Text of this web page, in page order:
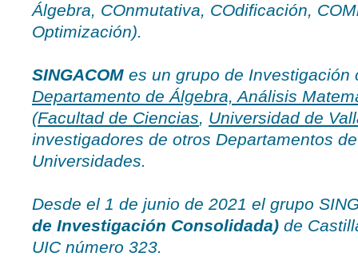
Álgebra, COnmutativa, COdificación,
Optimización).
SINGACOM es un grupo de Investigación
Departamento de Álgebra, Análisis
(Facultad de Ciencias, Universidad de
investigadores de otros Departamentos
Universidades.
Desde el 1 de junio de 2021 el grupo
de Investigación Consolidada) de
UIC número 323.